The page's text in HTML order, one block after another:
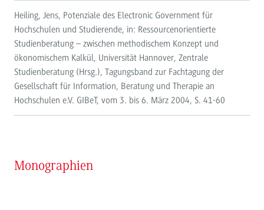
Heiling, Jens, Potenziale des Electronic Government für
Hochschulen und Studierende, in: Ressourcenorientierte
Studienberatung – zwischen methodischem Konzept und
ökonomischem Kalkül, Universität Hannover, Zentrale
Studienberatung (Hrsg.), Tagungsband zur Fachtagung der
Gesellschaft für Information, Beratung und Therapie an
Hochschulen e.V. GIBeT, vom 3. bis 6. März 2004, S. 41-60
Monographien